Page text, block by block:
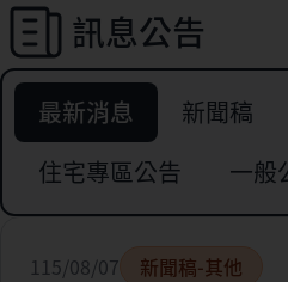
訊息公告
最新消息 新聞稿
住宅專區公告
一般
115/08/07 新聞稿-其他